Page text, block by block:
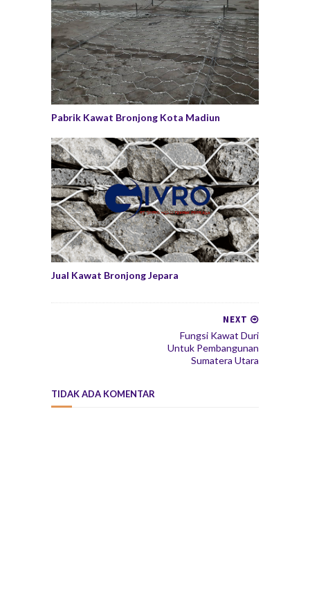
Pabrik Kawat Bronjong Kota Madiun
Jual Kawat Bronjong Jepara
NEXT
Fungsi Kawat Duri
Untuk Pembangunan
Sumatera Utara
TIDAK ADA KOMENTAR